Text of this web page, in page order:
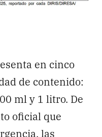
en cinco
de contenido:
ml y 1 litro. De
oficial que
las